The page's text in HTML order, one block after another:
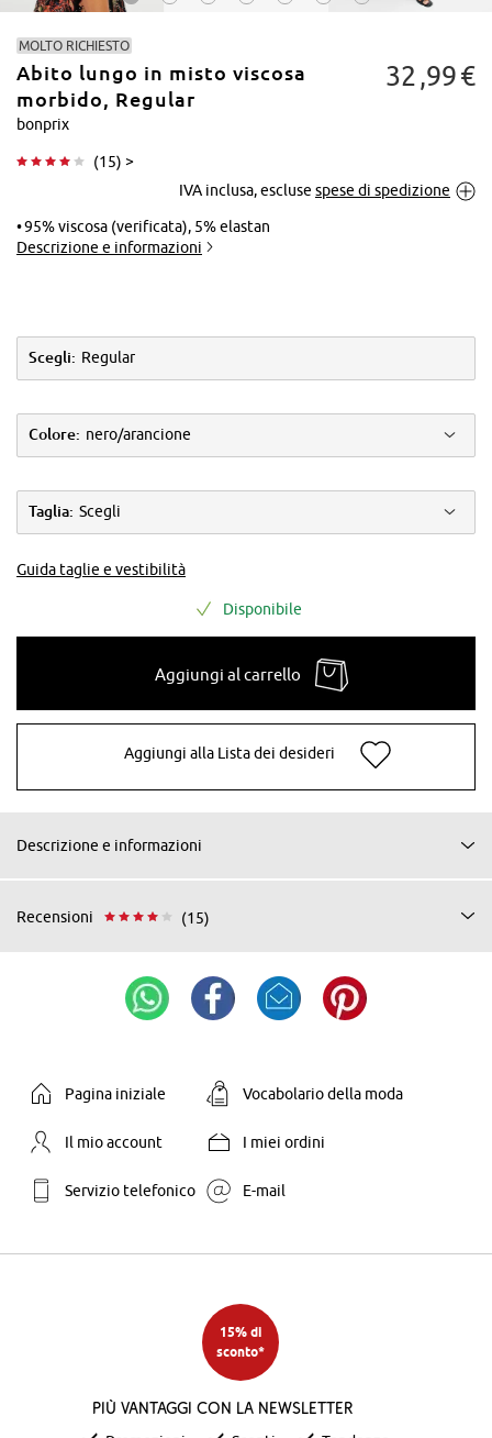
ingrandire
MOLTO RICHIESTO
Abito lungo in misto viscosa
morbido, Regular
bonprix
(15) >
32 99€
IVA inclusa, escluse spese di spedizione
95% viscosa (verificata), 5% elastan
Descrizione e informazioni
Scegli: Regular
Colore: nero/arancione
Taglia: Scegli
Guida taglie e vestibilità
Disponibile
Aggiungi al carrello
Aggiungi alla Lista dei desideri
Descrizione e informazioni
Recensioni (15)
Pagina iniziale Vocabolario della moda
Il mio account I miei ordini
Servizio telefonico E-mail
15% di
sconto*
Più vantaggi con la newsletter